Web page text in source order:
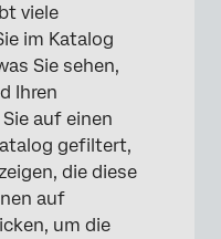
viele
im Katalog
Sie sehen,
Ihren
auf einen
gefiltert,
die diese
auf
um die